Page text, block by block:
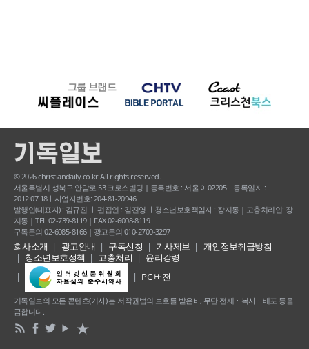
그룹 브랜드
© 2026 christiandaily.co.kr All rights reserved.
서울특별시 성북구 안암로 53 크로스빌딩 | 등록번호 : 서울 아02205ㅣ등록일자 :
2012.07.18ㅣ사업자번호: 204-81-20946
발행인(대표자) : 김규진 ㅣ 편집인 : 김진영 ㅣ청소년보호책임자 : 장지동 | 고충처리인: 장
지동 | TEL 02-739-8119 | FAX 02-6008-8119
구독문의 02-6085-8166 | 광고문의 010-2700-3297
회사소개 광고안내 구독신청 기사제보
개인정보취급방침
청소년보호정책
고충처리
윤리강령
PC 버전
기독일보의 모든 콘텐츠(기사) 는 저작권법의 보호를 받은바, 무단 전재ㆍ복사ㆍ배포 등을
금합니다.